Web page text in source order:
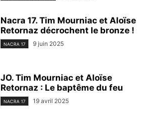
Nacra 17. Tim Mourniac et Aloïse
Retornaz décrochent le bronze !
NACRA 17 9 juin 2025
JO. Tim Mourniac et Aloïse
Retornaz : Le baptême du feu
NACRA 17 19 avril 2025